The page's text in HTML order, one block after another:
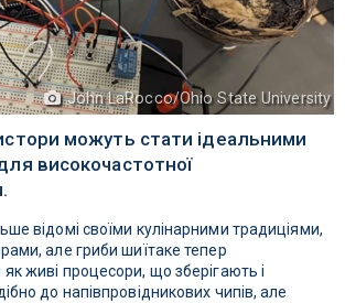
John LaRocco/Ohio State University
можуть стати ідеальними
високочастотної
відомі своїми кулінарними традиціями,
але гриби шиїтаке тепер
живі процесори, що зберігають і
до напівпровідникових чипів, але